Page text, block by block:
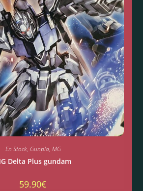
En Stock, Gunpla, MG
Delta Plus gundam
59.90€